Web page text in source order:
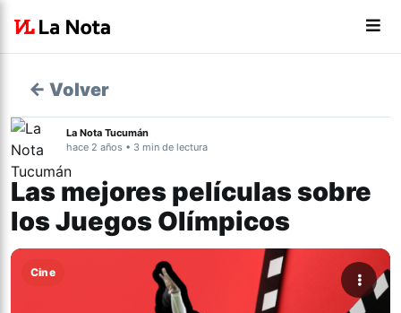
← Volver
La Nota Tucumán
hace 2 años • 3 min de lectura
Las mejores películas sobre
los Juegos Olímpicos
Cine